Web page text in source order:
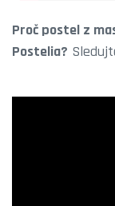
Proč postel z
Postelia?